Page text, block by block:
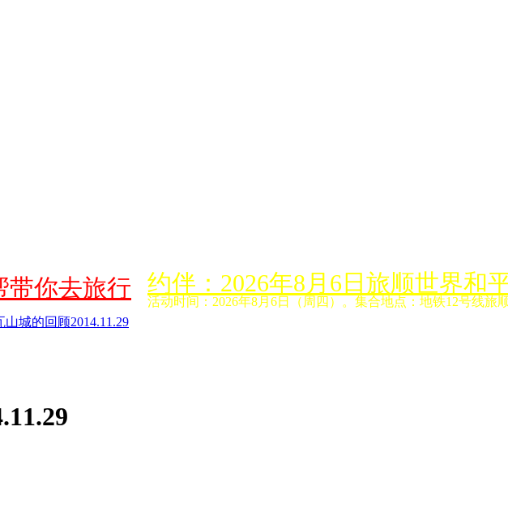
带你去旅行 约伴：2026年8月6日旅顺世界和
活动时间：2026年8月6日（周四）。集合地点：地铁12号线旅
山城的回顾2014.11.29